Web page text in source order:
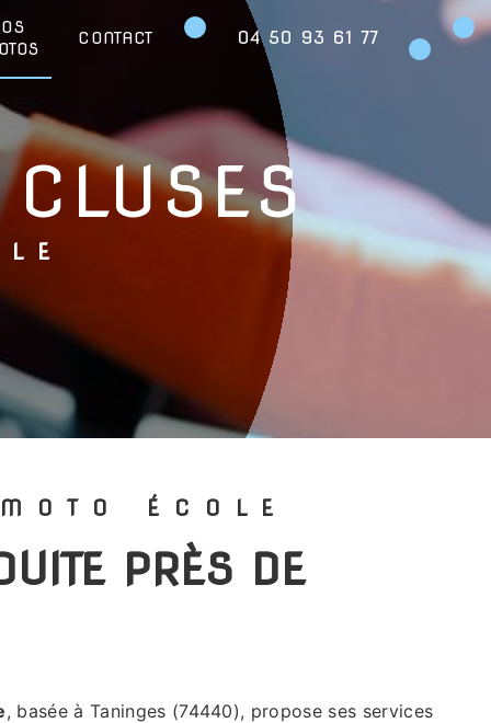
CONTACT 04 50 93 61 77
CLUSES
ÉCOLE
, basée à Taninges (74440), propose ses services